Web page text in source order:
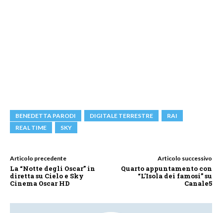
BENEDETTA PARODI DIGITALE TERRESTRE
RAI
REAL TIME
SKY
Articolo precedente
La “Notte degli Oscar” in
diretta su Cielo e Sky
Cinema Oscar HD
Articolo successivo
Quarto appuntamento con
“L’Isola dei famosi” su
Canale5